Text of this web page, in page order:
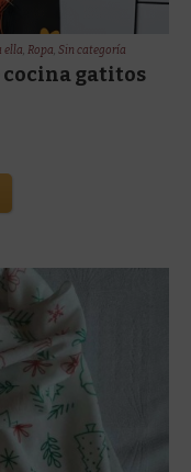
ella, Ropa, Sin categoría
cocina gatitos